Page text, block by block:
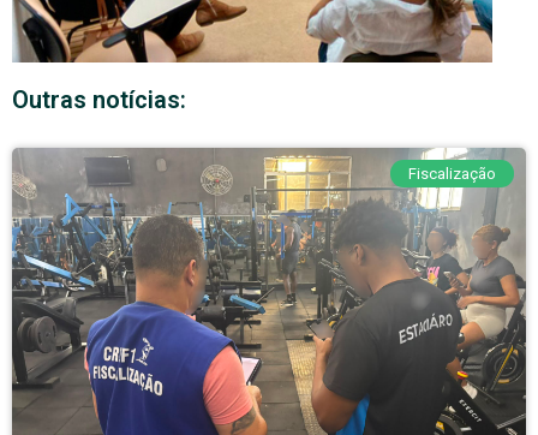
Outras notícias:
Fiscalização